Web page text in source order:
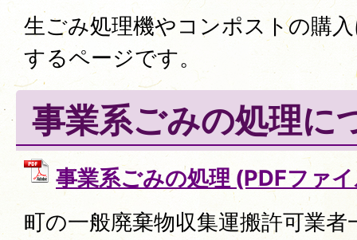
生ごみ処理機やコンポストの購
するページです。
事業系ごみの処理に
事業系ごみの処理 (PDFファ
町の一般廃棄物収集運搬許可業